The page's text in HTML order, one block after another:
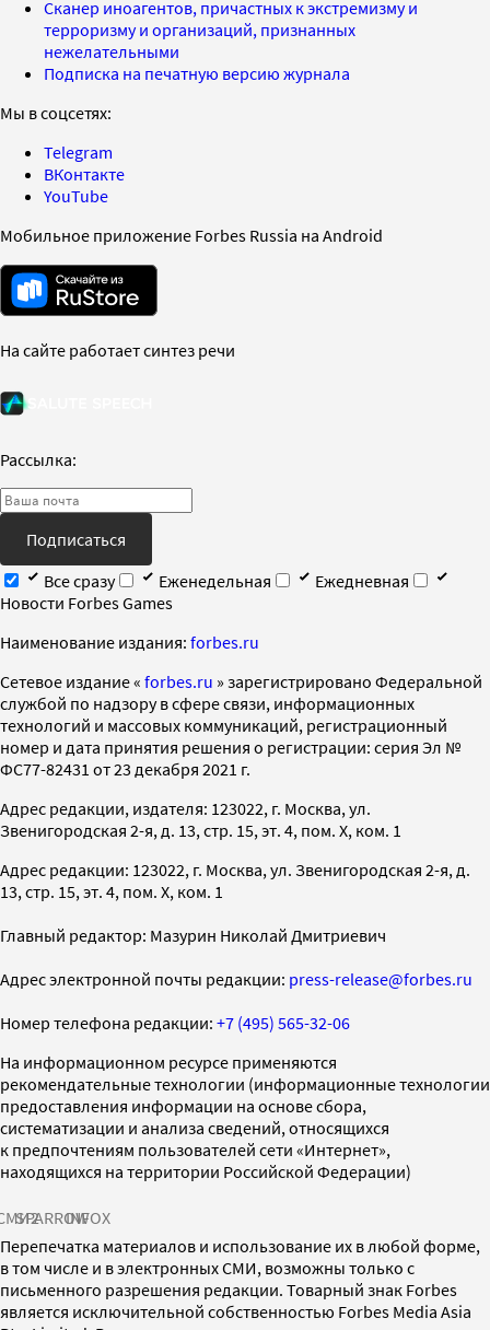
Сканер иноагентов, причастных к экстремизму и
терроризму и организаций, признанных
нежелательными
Подписка на печатную версию журнала
Мы в соцсетях:
Telegram
ВКонтакте
YouTube
Мобильное приложение Forbes Russia на Android
На сайте работает синтез речи
Рассылка:
Подписаться
Все сразу
Еженедельная
Ежедневная
Новости Forbes Games
Наименование издания: forbes.ru
Cетевое издание « forbes.ru » зарегистрировано Федеральной
службой по надзору в сфере связи, информационных
технологий и массовых коммуникаций, регистрационный
номер и дата принятия решения о регистрации: серия Эл №
ФС77-82431 от 23 декабря 2021 г.
Адрес редакции, издателя: 123022, г. Москва, ул.
Звенигородская 2-я, д. 13, стр. 15, эт. 4, пом. X, ком. 1
Адрес редакции: 123022, г. Москва, ул. Звенигородская 2-я, д.
13, стр. 15, эт. 4, пом. X, ком. 1
Главный редактор: Мазурин Николай Дмитриевич
Адрес электронной почты редакции: press-release@forbes.ru
Номер телефона редакции: +7 (495) 565-32-06
На информационном ресурсе применяются
рекомендательные технологии (информационные технологии
предоставления информации на основе сбора,
систематизации и анализа сведений, относящихся
к предпочтениям пользователей сети «Интернет»,
находящихся на территории Российской Федерации)
SPARROWINFOX
Перепечатка материалов и использование их в любой форме,
в том числе и в электронных СМИ, возможны только с
письменного разрешения редакции. Товарный знак Forbes
является исключительной собственностью Forbes Media Asia